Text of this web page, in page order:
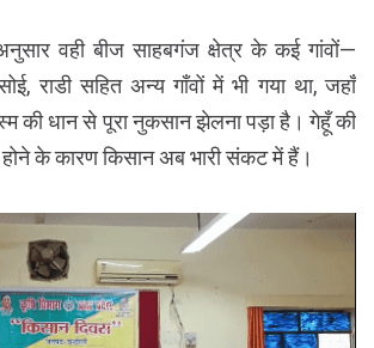
वही बीज साहबगंज क्षेत्र के कई गांवों—
राडी सहित अन्य गाँवों में भी गया था, जहाँ
की धान से पूरा नुकसान झेलना पड़ा है। गेहूँ की
के कारण किसान अब भारी संकट में हैं।